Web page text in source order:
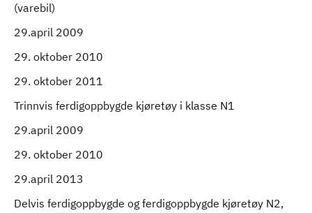
(varebil)
29.april 2009
29. oktober 2010
29. oktober 2011
Trinnvis ferdigoppbygde kjøretøy i klasse N1
29.april 2009
29. oktober 2010
29.april 2013
Delvis ferdigoppbygde og ferdigoppbygde kjøretøy N2,